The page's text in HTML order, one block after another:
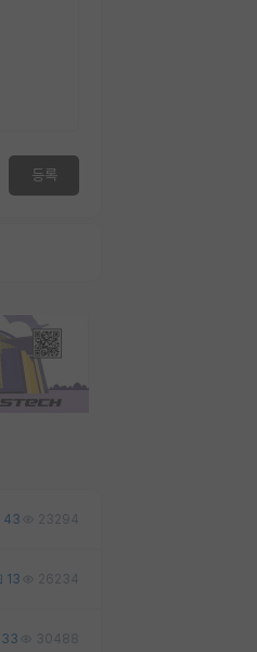
등록
43 23294
13 26234
33 30488